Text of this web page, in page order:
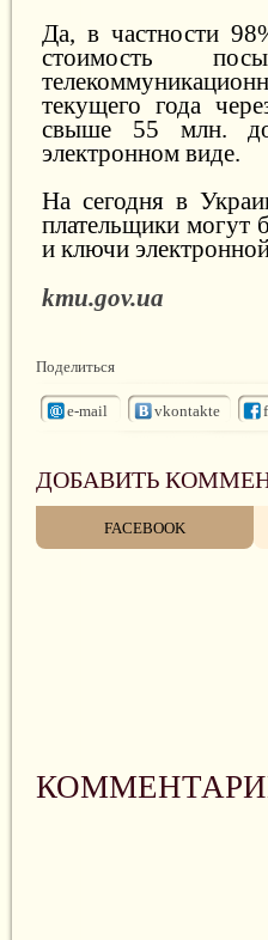
Да, в частности
стоимость
текущего года
свыше 55 млн.
электронном виде.
На сегодня в
плательщики могут
и ключи
kmu.gov.ua
Поделиться
e-mail vkontakte
ДОБАВИТЬ
FACEBOOK